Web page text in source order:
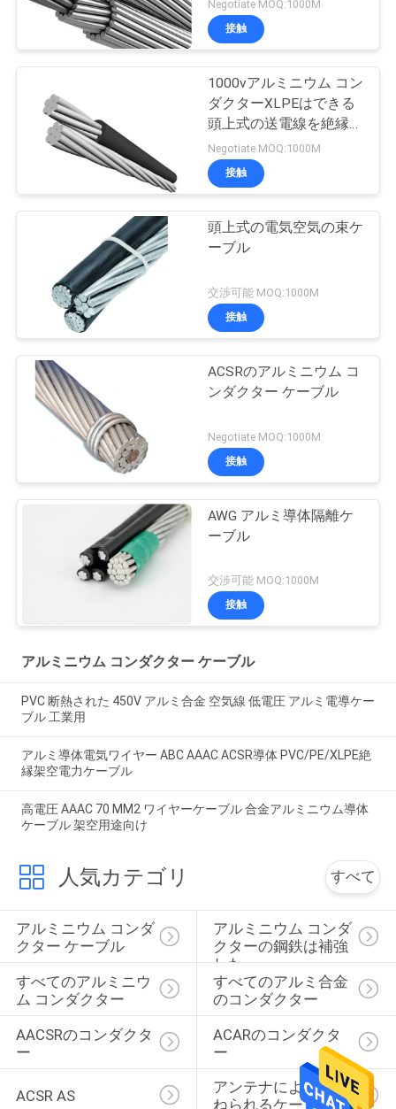
Negotiate MOQ:1000M
接触
1000vアルミニウム コン
ダクターXLPEはできる
頭上式の送電線を絶縁し
た
Negotiate MOQ:1000M
接触
頭上式の電気空気の束ケ
ーブル
交渉可能 MOQ:1000M
接触
ACSRのアルミニウム コ
ンダクター ケーブル
Negotiate MOQ:1000M
接触
AWG アルミ導体隔離ケ
ーブル
交渉可能 MOQ:1000M
接触
アルミニウム コンダクター ケーブル
PVC 断熱された 450V アルミ合金 空気線 低電圧 アルミ電導ケー
ブル 工業用
アルミ導体電気ワイヤー ABC AAAC ACSR導体 PVC/PE/XLPE絶
縁架空電力ケーブル
高電圧 AAAC 70 MM2 ワイヤーケーブル 合金アルミニウム導体
ケーブル 架空用途向け
人気カテゴリ すべて
アルミニウム コンダ
クター ケーブル
アルミニウム コンダ
クターの鋼鉄は補強
した
すべてのアルミニウ
ム コンダクター
すべてのアルミ合金
のコンダクター
AACSRのコンダクタ
ー
ACARのコンダクタ
ー
ACSR AS
アンテナによって束
ねられるケーブル